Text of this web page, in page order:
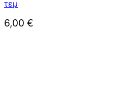
τεμ
6,00 €